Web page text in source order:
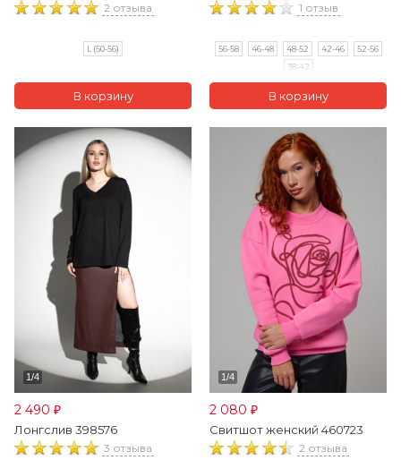
2 отзыва
L (50-56)
1 отзыв
56-58 46-48 48-52 42-46
52-56
38-42
2 490 ₽
Лонгслив 398576
3 отзыва
2 080 ₽
Свитшот женский 460723
2 отзыва